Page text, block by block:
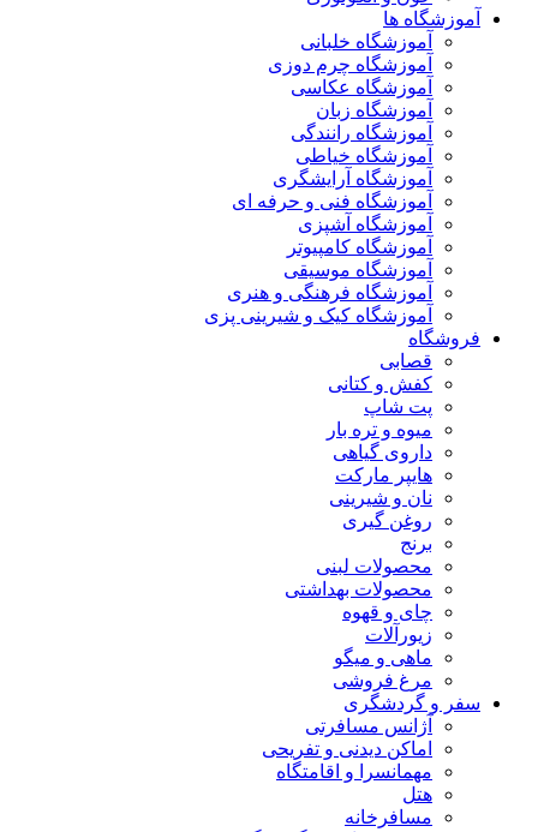
آموزشگاه ها
آموزشگاه خلبانی
آموزشگاه چرم دوزی
آموزشگاه عکاسی
آموزشگاه زبان
آموزشگاه رانندگی
آموزشگاه خیاطی
آموزشگاه آرایشگری
آموزشگاه فنی و حرفه ای
آموزشگاه آشپزی
آموزشگاه کامپیوتر
آموزشگاه موسیقی
آموزشگاه فرهنگی و هنری
آموزشگاه کیک و شیرینی پزی
فروشگاه
قصابی
کفش و کتانی
پت شاپ
میوه و تره بار
داروی گیاهی
هایپر مارکت
نان و شیرینی
روغن گیری
برنج
محصولات لبنی
محصولات بهداشتی
چای و قهوه
زیورآلات
ماهی و میگو
مرغ فروشی
سفر و گردشگری
آژانس مسافرتی
اماکن دیدنی و تفریحی
مهمانسرا و اقامتگاه
هتل
مسافرخانه